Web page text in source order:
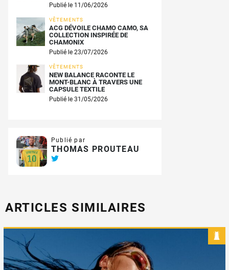
Publié le 11/06/2026
VÊTEMENTS
ACG DÉVOILE CHAMO CAMO, SA
COLLECTION INSPIRÉE DE
CHAMONIX
Publié le 23/07/2026
VÊTEMENTS
NEW BALANCE RACONTE LE
MONT-BLANC À TRAVERS UNE
CAPSULE TEXTILE
Publié le 31/05/2026
Publié par
THOMAS PROUTEAU
ARTICLES SIMILAIRES